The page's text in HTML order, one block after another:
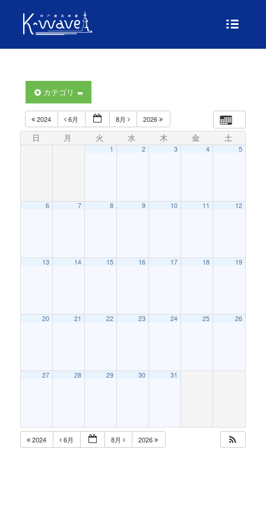
カテゴリ
2024 6月 8月 2026
日 月 火 水 木 金 土
1 2 3 4 5
6 7 8 9 10 11 12
13 14 15 16 17 18 19
20 21 22 23 24 25 26
27 28 29 30 31
2024 6月 8月 2026